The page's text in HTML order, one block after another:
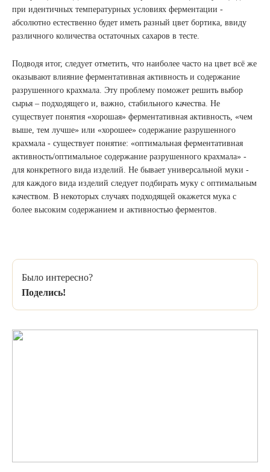
при идентичных температурных условиях ферментации -
абсолютно естественно будет иметь разный цвет бортика, ввиду
различного количества остаточных сахаров в тесте.
Подводя итог, следует отметить, что наиболее часто на цвет всё же
оказывают влияние ферментативная активность и содержание
разрушенного крахмала. Эту проблему поможет решить выбор
сырья – подходящего и, важно, стабильного качества. Не
существует понятия «хорошая» ферментативная активность, «чем
выше, тем лучше» или «хорошее» содержание разрушенного
крахмала - существует понятие: «оптимальная ферментативная
активность/оптимальное содержание разрушенного крахмала» -
для конкретного вида изделий. Не бывает универсальной муки -
для каждого вида изделий следует подбирать муку с оптимальным
качеством. В некоторых случаях подходящей окажется мука с
более высоким содержанием и активностью ферментов.
Было интересно?
Поделись!